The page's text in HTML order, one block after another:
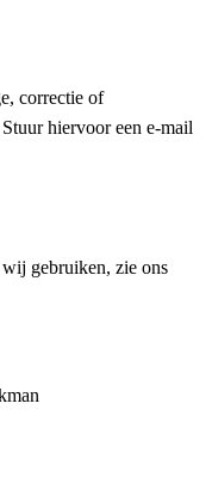
correctie of
hiervoor een e-mail
gebruiken, zie ons